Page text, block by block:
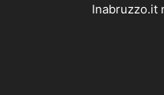
Inabruzzo.it